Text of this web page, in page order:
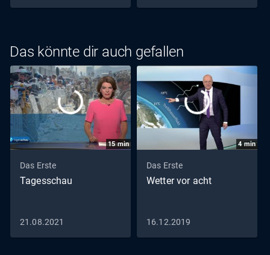
Das könnte dir auch gefallen
15min
Das Erste
Tagesschau
21.08.2021
4min
Das Erste
Wetter vor acht
16.12.2019